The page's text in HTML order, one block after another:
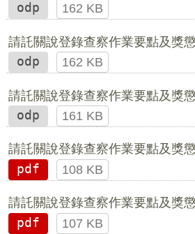
odp
162 KB
請託關說登錄查察作業要點及獎
odp
162 KB
請託關說登錄查察作業要點及獎
odp
161 KB
請託關說登錄查察作業要點及獎
pdf
108 KB
請託關說登錄查察作業要點及獎
pdf
107 KB